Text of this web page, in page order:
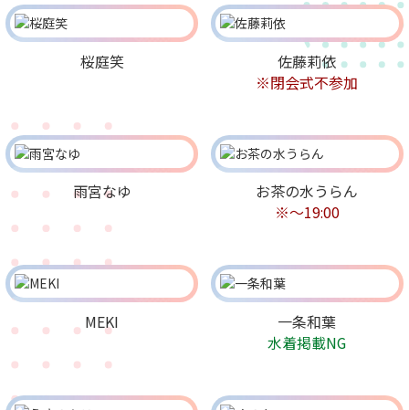
桜庭笑
佐藤莉依
※閉会式不参加
雨宮なゆ
お茶の水うらん
※～19:00
MEKI
一条和葉
水着掲載NG